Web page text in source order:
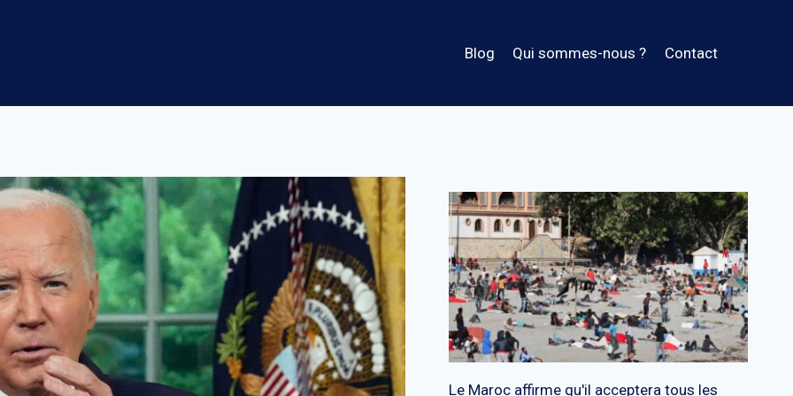
Blog Qui sommes-nous ? Contact
Le Maroc affirme qu'il acceptera tous les